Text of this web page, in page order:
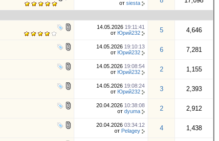
от siesta
14.05.2026 19:11:41
от Юрий232 5 4,646
14.05.2026 19:10:13
от Юрий232 6 7,281
14.05.2026 19:08:54
от Юрий232 2 1,155
14.05.2026 19:08:24
от Юрий232 3 2,393
20.04.2026 10:38:08
от dyuma 2 2,912
20.04.2026 03:34:12
от Pelagey 4 1,438